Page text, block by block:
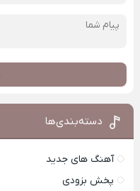
دسته‌بندی‌ها
آهنگ های جدید
پخش بزودی